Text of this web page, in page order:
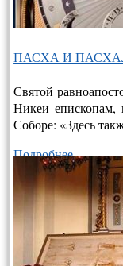
ПАСХА И
Святой
Никеи епископам,
Соборе: «Здесь
Подробнее…